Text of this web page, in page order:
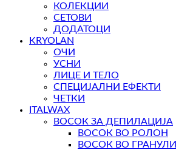
КОЛЕКЦИИ
СЕТОВИ
ДОДАТОЦИ
KRYOLAN
ОЧИ
УСНИ
ЛИЦЕ И ТЕЛО
СПЕЦИЈАЛНИ ЕФЕКТИ
ЧЕТКИ
ITALWAX
ВОСОК ЗА ДЕПИЛАЦИЈА
ВОСОК ВО РОЛОН
ВОСОК ВО ГРАНУЛИ